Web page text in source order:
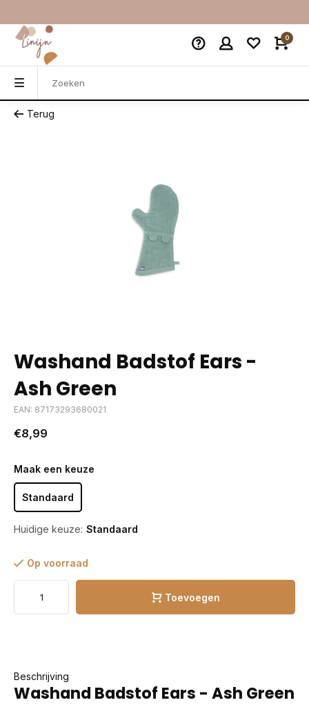
0
Terug
Washand Badstof Ears -
Ash Green
EAN: 87173293680021
€8,99
Maak een keuze
Standaard
Huidige keuze: Standaard
Op voorraad
Toevoegen
Beschrijving
Washand Badstof Ears - Ash Green